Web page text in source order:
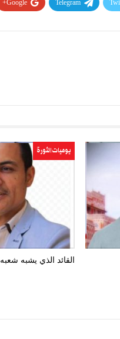
Telegram
Google+
يوميات الثورة
القائد الذي يشبه شعبه